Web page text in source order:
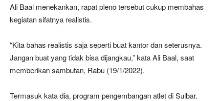
Ali Baal menekankan, rapat pleno tersebut cukup membahas
kegiatan sifatnya realistis.
“Kita bahas realistis saja seperti buat kantor dan seterusnya.
Jangan buat yang tidak bisa dijangkau,” kata Ali Baal, saat
memberikan sambutan, Rabu (19/1/2022).
Termasuk kata dia, program pengembangan atlet di Sulbar.